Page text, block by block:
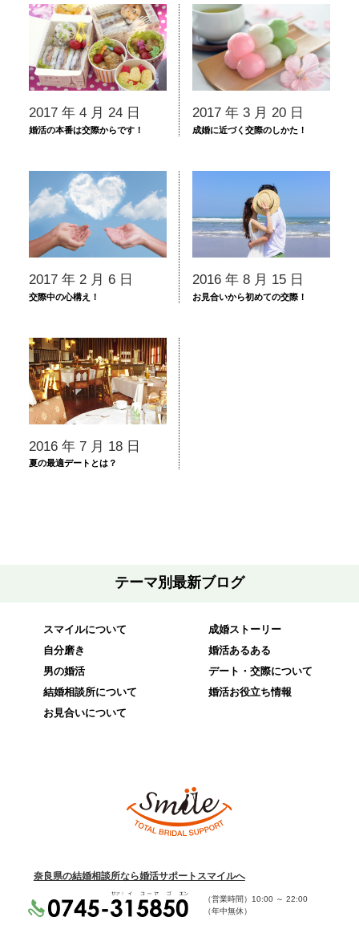
2017 年 4 月 24 日
婚活の本番は交際からです！
2017 年 3 月 20 日
成婚に近づく交際のしかた！
2017 年 2 月 6 日
交際中の心構え！
2016 年 8 月 15 日
お見合いから初めての交際！
2016 年 7 月 18 日
夏の最適デートとは？
テーマ別最新ブログ
スマイルについて
自分磨き
男の婚活
結婚相談所について
お見合いについて
成婚ストーリー
婚活あるある
デート・交際について
婚活お役立ち情報
奈良県の結婚相談所なら婚活サポートスマイルへ
（営業時間）10:00 ～22:00
（年中無休）